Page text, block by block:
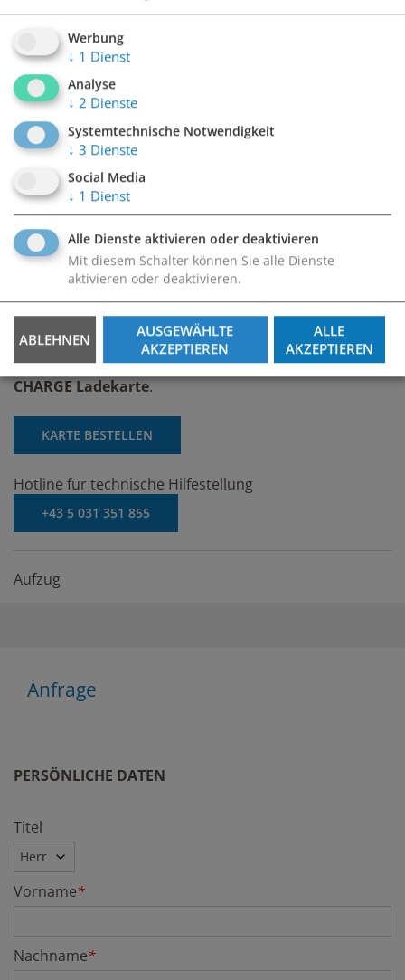
Hotel Park Inn, Landstraße, Palais kaufmännischer
Service
14 E-Ladestationen
Bestellen Sie jetzt IhreBOE PARK &
CHARGELadekarte.
KARTE BESTELLEN
Hotline für technische Hilfestellung
+43 5 031 351 855
Aufzug
Anfrage
PERSÖNLICHE DATEN
Titel
Vorname*
Nachname*
Werbung
↓ 1 Dienst
Analyse
↓ 2 Dienste
Systemtechnische Notwendigkeit
↓ 3 Dienste
Social Media
↓ 1 Dienst
Alle Dienste aktivieren oder deaktivieren
Mit diesem Schalter können Sie alle Dienste
aktivieren oder deaktivieren.
ABLEHNEN
AUSGEWÄHLTE
AKZEPTIEREN
ALLE
AKZEPTIEREN